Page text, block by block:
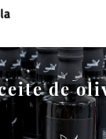
de
TIENDA
LA COOPERATIVA
OLEOTOUR
PRODUCTOS